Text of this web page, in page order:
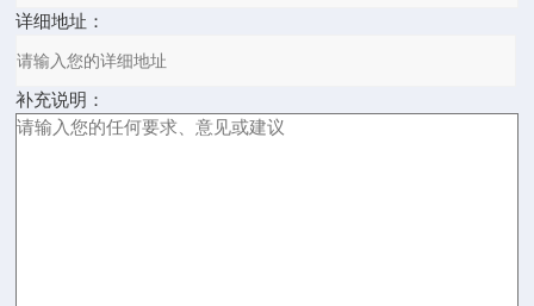
详细地址：
补充说明：